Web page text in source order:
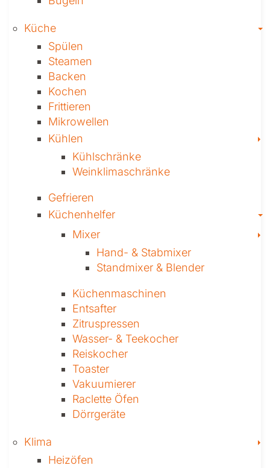
Küche
Spülen
Steamen
Backen
Kochen
Frittieren
Mikrowellen
Kühlen
Kühl­schränke
Weinklima­schränke
Gefrieren
Küchenhelfer
Mixer
Hand- & ­Stabmixer
Stand­mixer & Blender
Küchen­maschinen
Entsafter
Zitruspressen
Wasser-­ & Teekocher
Reiskocher
Toaster
Vakuumierer
Raclette Öfen
Dörrgeräte
Klima
Heizöfen